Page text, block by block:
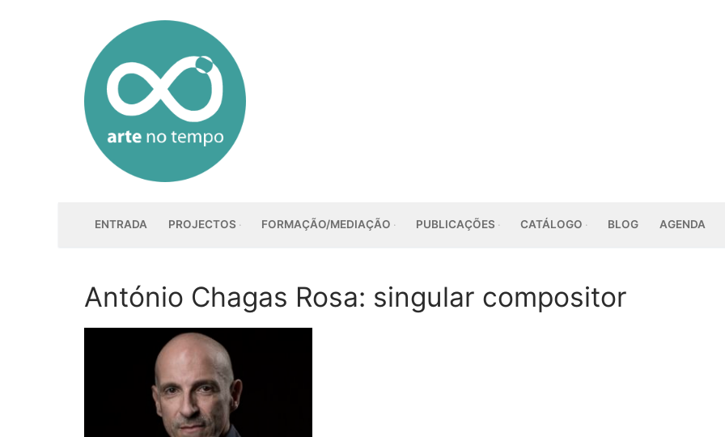
conteúdo
ENTRADA PROJECTOS FORMAÇÃO/MEDIAÇÃO PUBLICAÇÕES CATÁLOGO BLOG AGENDA
António Chagas Rosa: singular compositor